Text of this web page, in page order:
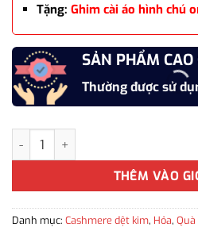
Tặng: Ghim cài áo hình chú
SẢN PHẨM CAO
Thường được sử
Khăn len Cashmere thời trang
THÊM VÀO
Danh mục: Cashmere dệt kim, Hỏa, Quà